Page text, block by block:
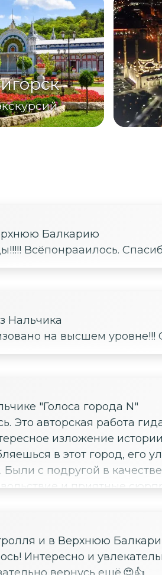
Балкарию
Всёпонрааилось.
Нальчика
на высшем уровне!!!
"Голоса города N"
Это авторская работа
изложение
в этот город, его
с подругой в
и приятные
и в Верхнюю
Интересно и